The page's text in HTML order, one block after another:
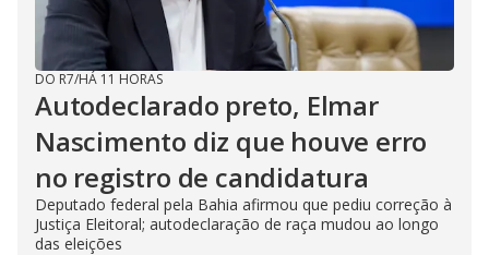
DO R7/HÁ 11 HORAS
Autodeclarado preto, Elmar
Nascimento diz que houve erro
no registro de candidatura
Deputado federal pela Bahia afirmou que pediu correção à
Justiça Eleitoral; autodeclaração de raça mudou ao longo
das eleições